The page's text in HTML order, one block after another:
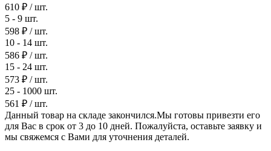
610 ₽ / шт.
5 - 9 шт.
598 ₽ / шт.
10 - 14 шт.
586 ₽ / шт.
15 - 24 шт.
573 ₽ / шт.
25 - 1000 шт.
561 ₽ / шт.
Данный товар на складе закончился.Мы готовы привезти его
для Вас в срок от 3 до 10 дней. Пожалуйста, оставьте заявку и
мы свяжемся с Вами для уточнения деталей.